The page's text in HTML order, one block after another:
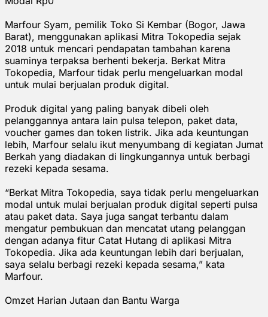
Marfour Syam, pemilik Toko Si Kembar (Bogor, Jawa
Barat), menggunakan aplikasi Mitra Tokopedia sejak
2018 untuk mencari pendapatan tambahan karena
suaminya terpaksa berhenti bekerja. Berkat Mitra
Tokopedia, Marfour tidak perlu mengeluarkan modal
untuk mulai berjualan produk digital.
Produk digital yang paling banyak dibeli oleh
pelanggannya antara lain pulsa telepon, paket data,
voucher games dan token listrik. Jika ada keuntungan
lebih, Marfour selalu ikut menyumbang di kegiatan Jumat
Berkah yang diadakan di lingkungannya untuk berbagi
rezeki kepada sesama.
“Berkat Mitra Tokopedia, saya tidak perlu mengeluarkan
modal untuk mulai berjualan produk digital seperti pulsa
atau paket data. Saya juga sangat terbantu dalam
mengatur pembukuan dan mencatat utang pelanggan
dengan adanya fitur Catat Hutang di aplikasi Mitra
Tokopedia. Jika ada keuntungan lebih dari berjualan,
saya selalu berbagi rezeki kepada sesama,” kata
Marfour.
Omzet Harian Jutaan dan Bantu Warga